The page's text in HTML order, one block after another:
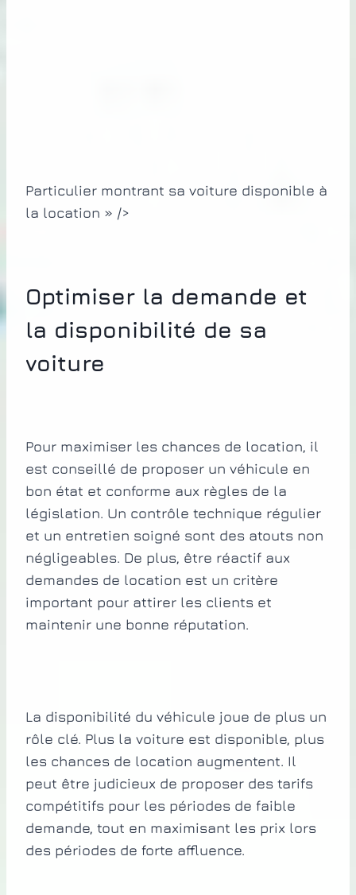
Particulier montrant sa voiture disponible à
la location » />
Optimiser la demande et
la disponibilité de sa
voiture
Pour maximiser les chances de location, il
est conseillé de proposer un véhicule en
bon état et conforme aux règles de la
législation. Un contrôle technique régulier
et un entretien soigné sont des atouts non
négligeables. De plus, être réactif aux
demandes de location est un critère
important pour attirer les clients et
maintenir une bonne réputation.
La disponibilité du véhicule joue de plus un
rôle clé. Plus la voiture est disponible, plus
les chances de location augmentent. Il
peut être judicieux de proposer des tarifs
compétitifs pour les périodes de faible
demande, tout en maximisant les prix lors
des périodes de forte affluence.